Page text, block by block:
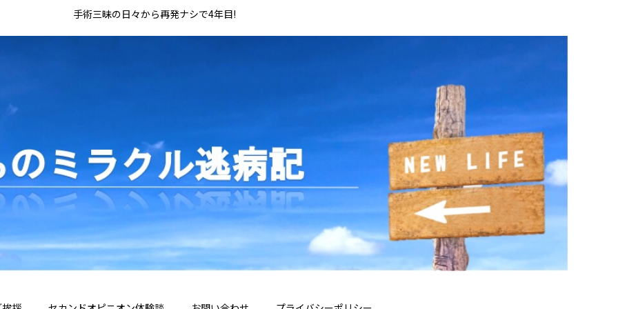
手術三昧の日々から再発ナシで4年目!